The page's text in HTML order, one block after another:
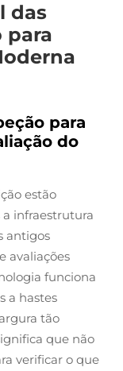
das
para
para
do
estão
infraestrutura
antigos
avaliações
funciona
a hastes
tão
que não
verificar o que